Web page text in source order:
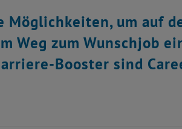
Möglichkeiten, um auf
Weg zum Wunschjob
Booster sind